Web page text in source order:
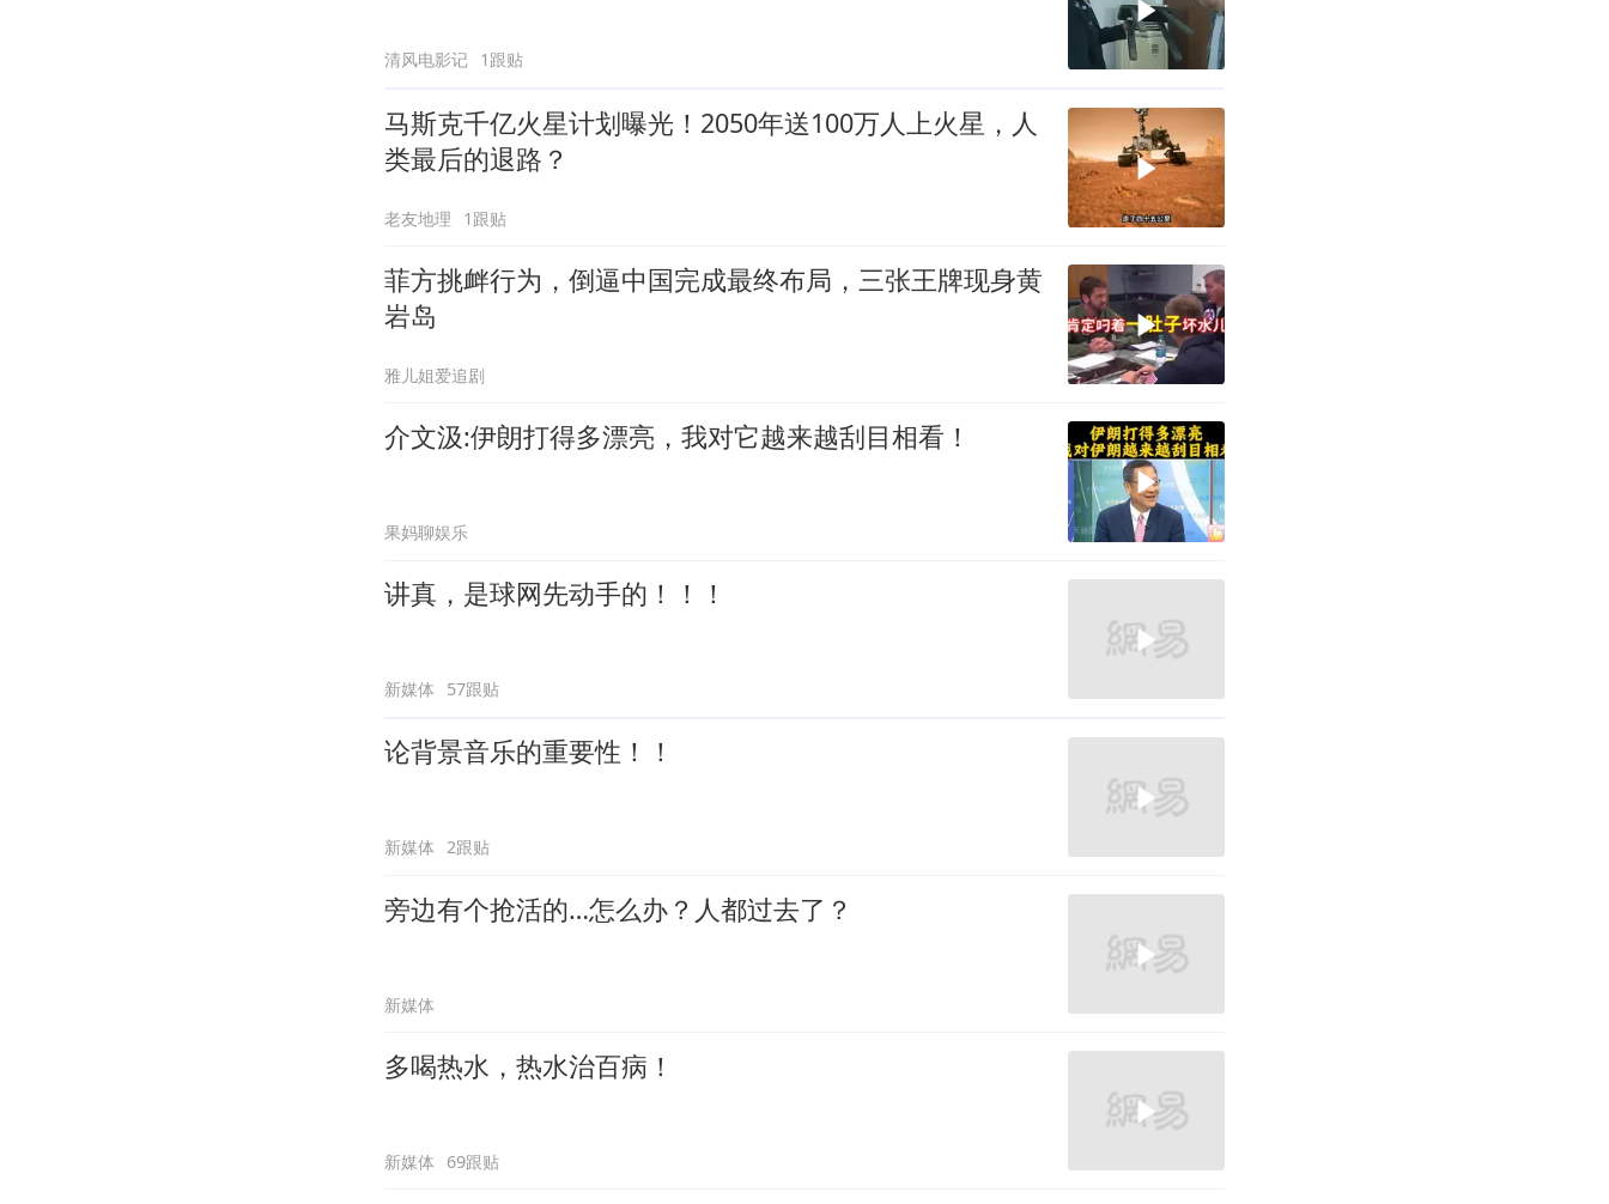
清风电影记 1跟贴
马斯克千亿火星计划曝光！2050年送100万人上火星，人
类最后的退路？
老友地理 1跟贴
菲方挑衅行为，倒逼中国完成最终布局，三张王牌现身黄
岩岛
雅儿姐爱追剧
介文汲:伊朗打得多漂亮，我对它越来越刮目相看！
果妈聊娱乐
讲真，是球网先动手的！！！
新媒体 57跟贴
论背景音乐的重要性！！
新媒体 2跟贴
旁边有个抢活的…怎么办？人都过去了？
新媒体
多喝热水，热水治百病！
新媒体 69跟贴